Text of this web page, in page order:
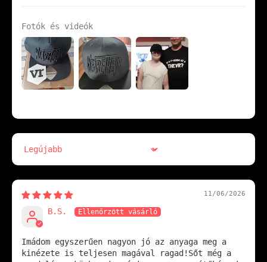
Fotók és videók
Sort by
11/06/2026
B.S.
Imádom egyszerűen nagyon jó az anyaga meg a
kinézete is teljesen magával ragad!Sőt még a